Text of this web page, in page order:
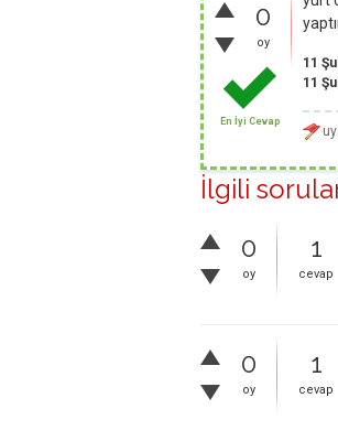
0
oy
En İyi Cevap
11
11
İlgili
0
oy
1
cevap
0
oy
1
cevap